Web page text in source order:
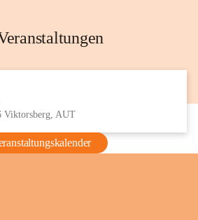
Viktorsberg, AUT